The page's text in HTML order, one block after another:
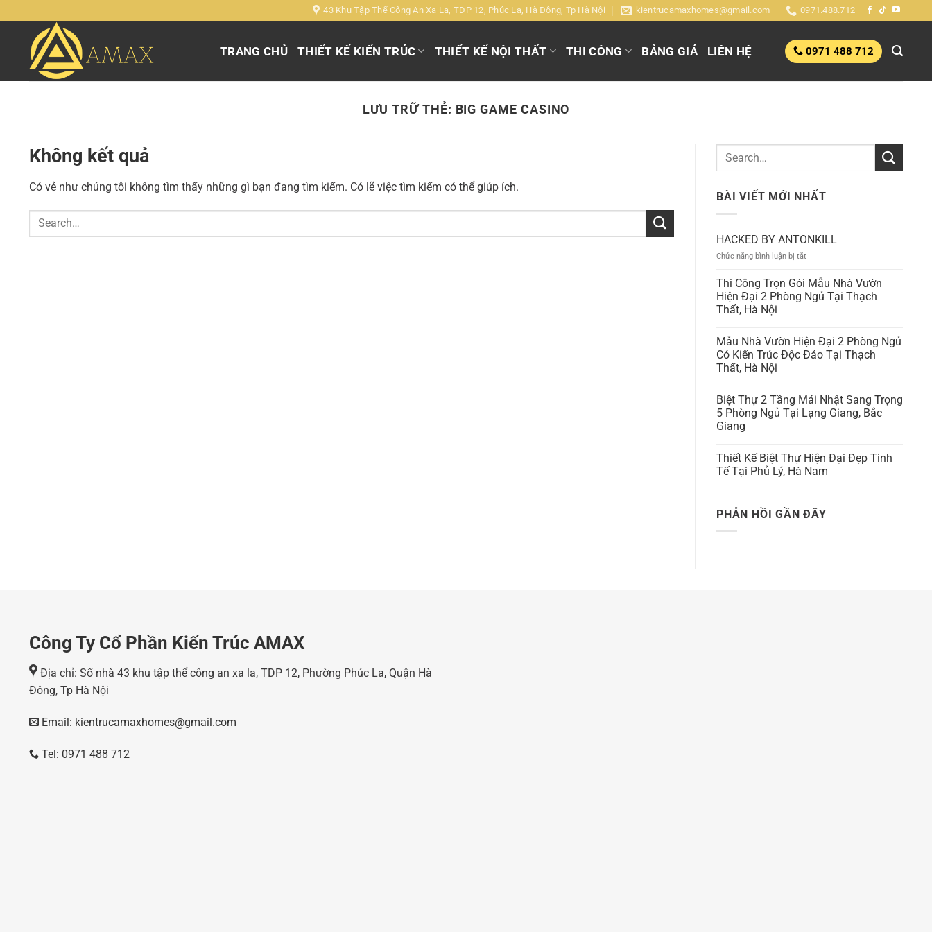
đến
43 Khu Tập Thể Công An Xa La, TDP 12, Phúc La, Hà Đông, Tp Hà Nội kientrucamaxhomes@gmail.com 0971.488.712
TRANG CHỦ THIẾT KẾ KIẾN TRÚC THIẾT KẾ NỘI THẤT THI CÔNG BẢNG GIÁ LIÊN HỆ 0971 488 712
LƯU TRỮ THẺ: BIG GAME CASINO
Không kết quả
Có vẻ như chúng tôi không tìm thấy những gì bạn đang tìm kiếm. Có lẽ việc tìm kiếm có thể giúp ích.
BÀI VIẾT MỚI NHẤT
HACKED BY ANTONKILL
Chức năng bình luận bị tắt
BY
ANTONKILL
Thi Công Trọn Gói Mẫu Nhà Vườn
Hiện Đại 2 Phòng Ngủ Tại Thạch
Thất, Hà Nội
Mẫu Nhà Vườn Hiện Đại 2 Phòng Ngủ
Có Kiến Trúc Độc Đáo Tại Thạch
Thất, Hà Nội
Biệt Thự 2 Tầng Mái Nhật Sang Trọng
5 Phòng Ngủ Tại Lạng Giang, Bắc
Giang
Thiết Kế Biệt Thự Hiện Đại Đẹp Tinh
Tế Tại Phủ Lý, Hà Nam
PHẢN HỒI GẦN ĐÂY
Công Ty Cổ Phần Kiến Trúc AMAX
Địa chỉ: Số nhà 43 khu tập thể công an xa la, TDP 12, Phường Phúc La, Quận Hà
Đông, Tp Hà Nội
Email: kientrucamaxhomes@gmail.com
Tel: 0971 488 712